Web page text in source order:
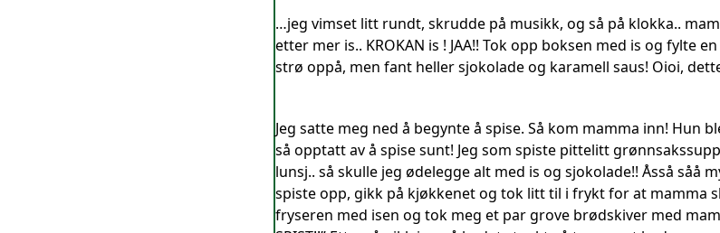
…jeg vimset litt rundt, skrudde på musikk, og så på klokka..
etter mer is.. KROKAN is ! JAA!! Tok opp boksen med is og fylte
strø oppå, men fant heller sjokolade og karamell saus! Oioi,
Jeg satte meg ned å begynte å spise. Så kom mamma inn! Hun
så opptatt av å spise sunt! Jeg som spiste pittelitt
lunsj.. så skulle jeg ødelegge alt med is og sjokolade!! Åsså såå
spiste opp, gikk på kjøkkenet og tok litt til i frykt for at mamma
fryseren med isen og tok meg et par grove brødskiver med